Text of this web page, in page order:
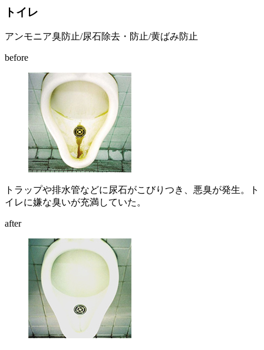
トイレ
アンモニア臭防止/尿石除去・防止/黄ばみ防止
before
トラップや排水管などに尿石がこびりつき、悪臭が発生。ト
イレに嫌な臭いが充満していた。
after